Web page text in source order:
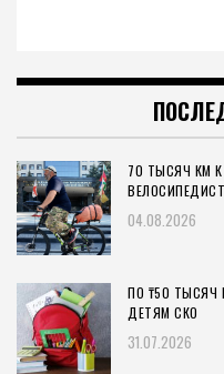
70 ТЫСЯЧ КМ
04.08.2026
ПО ₸50 ТЫСЯЧ
ДЕТЯМ СКО
31.07.2026